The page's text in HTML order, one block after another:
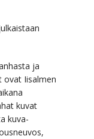
ja
ovat Iisalmen
kuvat
kuva-